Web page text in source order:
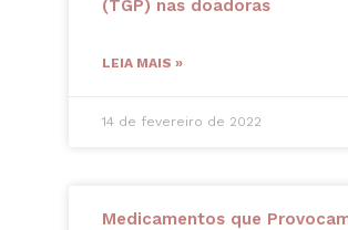
(TGP) nas doadoras
LEIA MAIS »
14 de fevereiro de 2022
Medicamentos que